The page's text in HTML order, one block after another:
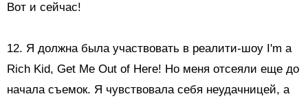
Вот и сейчас!
12. Я должна была участвовать в реалити-шоу I'm a
Rich Kid, Get Me Out of Here! Но меня отсеяли еще до
начала съемок. Я чувствовала себя неудачницей, а